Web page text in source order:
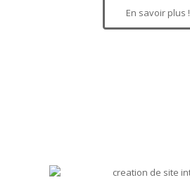
En savoir plus !